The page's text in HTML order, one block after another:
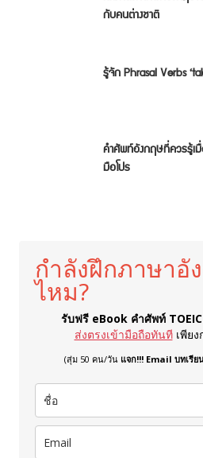
กับคนต่างชาติ
รู้จัก Phrasal Verbs
คำศัพท์อังกฤษที่ควรรู้เมื่
มือโปร
กำลังฝึกภาษาอั
ไหม?
รับฟรี eBook คำศัพท์
ส่งตรงเข้ามือถือทันที เพีย
(สุ่ม 50 คน/วัน แจก!!! Email บทเรีย